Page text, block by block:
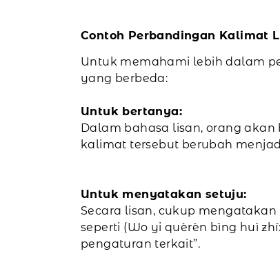
Contoh Perbandingan Kalimat
Untuk memahami lebih dalam
yang berbeda:
Untuk bertanya:
Dalam bahasa lisan, orang
kalimat tersebut berubah
Untuk menyatakan setuju:
Secara lisan, cukup
seperti (Wo yi quèrèn bìng huì
pengaturan terkait”.